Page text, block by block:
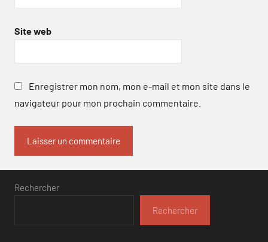
Site web
Enregistrer mon nom, mon e-mail et mon site dans le
navigateur pour mon prochain commentaire.
Rechercher
Rechercher